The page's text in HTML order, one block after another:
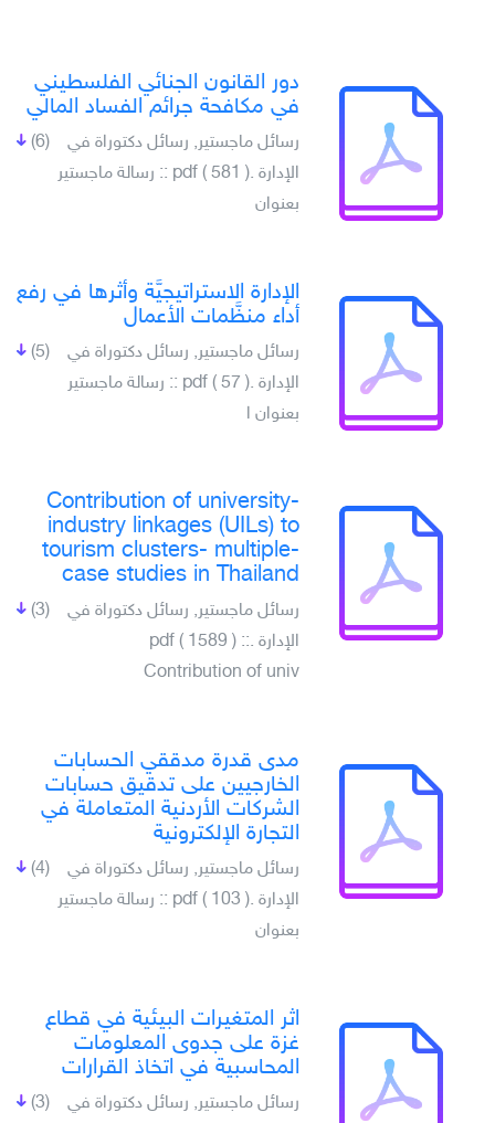
دور القانون الجنائي الفلسطيني
في مكافحة جرائم الفساد المالي
(6)
رسائل ماجستير, رسائل دكتوراة في
الإدارة .pdf ( 581 ) :: رسالة ماجستير
بعنوان
الإدارة الاستراتيجيَّة وأثرها في رفع
أداء منظَّمات الأعمال
(5)
رسائل ماجستير, رسائل دكتوراة في
الإدارة .pdf ( 57 ) :: رسالة ماجستير
بعنوان ا
Contribution of university-
industry linkages (UILs) to
tourism clusters- multiple-
case studies in Thailand
(3)
رسائل ماجستير, رسائل دكتوراة في
الإدارة .pdf ( 1589 ) ::
Contribution of univ
مدى قدرة مدققي الحسابات
الخارجيين على تدقيق حسابات
الشركات الأردنية المتعاملة في
التجارة الإلكترونية
(4)
رسائل ماجستير, رسائل دكتوراة في
الإدارة .pdf ( 103 ) :: رسالة ماجستير
بعنوان
اثر المتغيرات البيئية في قطاع
غزة على جدوى المعلومات
المحاسبية في اتخاذ القرارات
(3)
رسائل ماجستير, رسائل دكتوراة في